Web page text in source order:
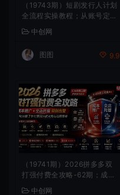
（19743期）短剧发行人计划
全流程实操教程；从账号定位
到选剧剪辑再到发布技巧，零
基础也能快速上手出单
中创网
图图 9.9
（19741期）2026拼多多双
打强付费全攻略-62期；成本
中创网